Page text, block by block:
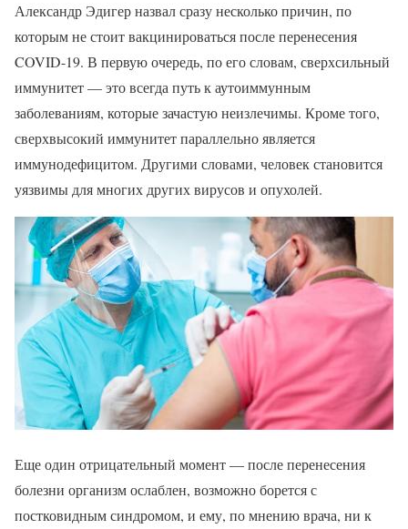
Александр Эдигер назвал сразу несколько причин, по
которым не стоит вакцинироваться после перенесения
COVID-19. В первую очередь, по его словам, сверхсильный
иммунитет — это всегда путь к аутоиммунным
заболеваниям, которые зачастую неизлечимы. Кроме того,
сверхвысокий иммунитет параллельно является
иммунодефицитом. Другими словами, человек становится
уязвимы для многих других вирусов и опухолей.
Еще один отрицательный момент — после перенесения
болезни организм ослаблен, возможно борется с
постковидным синдромом, и ему, по мнению врача, ни к